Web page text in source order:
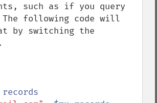
such as if you query
The following code will
by switching the